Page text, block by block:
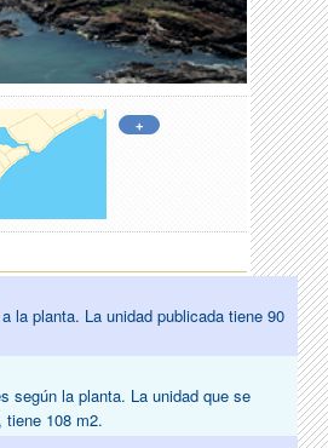
+
la planta. La unidad publicada tiene 90
según la planta. La unidad que se
tiene 108 m2.